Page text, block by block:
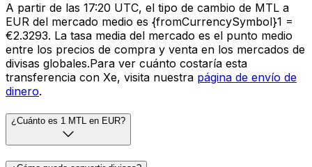
A partir de las 17:20 UTC, el tipo de cambio de MTL a
EUR del mercado medio es {fromCurrencySymbol}1 =
€2.3293. La tasa media del mercado es el punto medio
entre los precios de compra y venta en los mercados de
divisas globales.Para ver cuánto costaría esta
transferencia con Xe, visita nuestra página de envío de
dinero.
¿Cuánto es 1 MTL en EUR?